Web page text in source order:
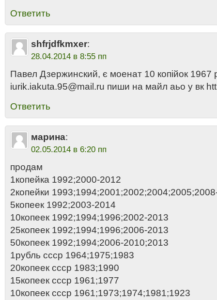
Ответить
shfrjdfkmxer:
28.04.2014 в 8:55 пп
Павел Дзержинский, є моенат 10 копійок 1967
iurik.iakuta.95@mail.ru пиши на майл аьо у вк
Ответить
марина:
02.05.2014 в 6:20 пп
продам
1копейка 1992;2000-2012
2копейки
5копеек 1992;2003-2014
10копеек 1992;1994;1996;2002-2013
25копеек 1992;1994;1996;2006-2013
50копеек 1992;1994;2006-2010;2013
1рубль ссср 1964;1975;1983
20копеек ссср 1983;1990
15копеек ссср 1961;1977
10копеек ссср 1961;1973;1974;1981;1923